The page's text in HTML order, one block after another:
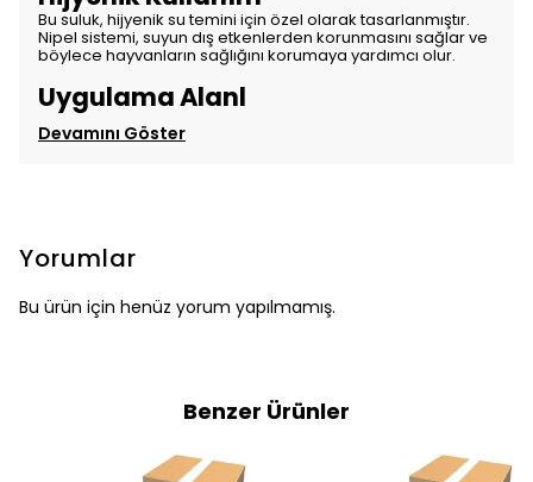
Bu suluk, hijyenik su temini için özel olarak tasarlanmıştır.
Nipel sistemi, suyun dış etkenlerden korunmasını sağlar ve
böylece hayvanların sağlığını korumaya yardımcı olur.
Uygulama Alanl
Devamını Göster
Yorumlar
Bu ürün için henüz yorum yapılmamış.
Benzer Ürünler